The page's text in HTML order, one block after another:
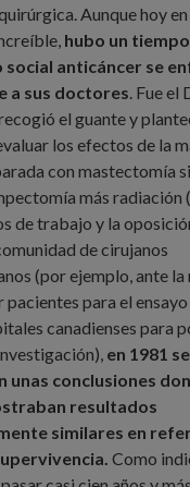
Aunque hoy
hubo un
anticáncer se
a sus doctores. Fue el
el guante y
los efectos de la
con mastectomía
más radiación
de trabajo y la
de cirujanos
(por ejemplo, ante la
para el
canadienses para
en 1981 se
unas conclusiones
resultados
similares en
Como